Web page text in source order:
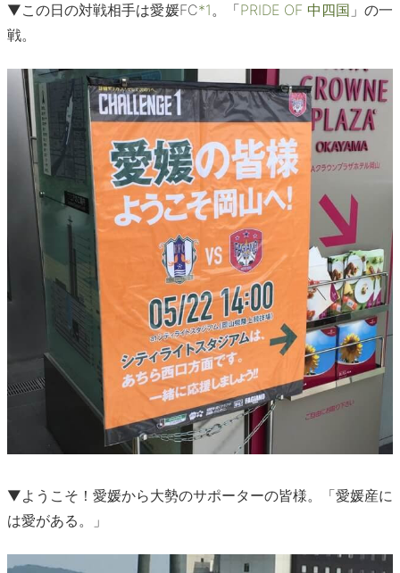
▼この日の対戦相手は愛媛FC*1。「PRIDE OF 中四国 」の一
戦。
▼ようこそ！愛媛から大勢のサポーターの皆様。「愛媛産に
は愛がある。」